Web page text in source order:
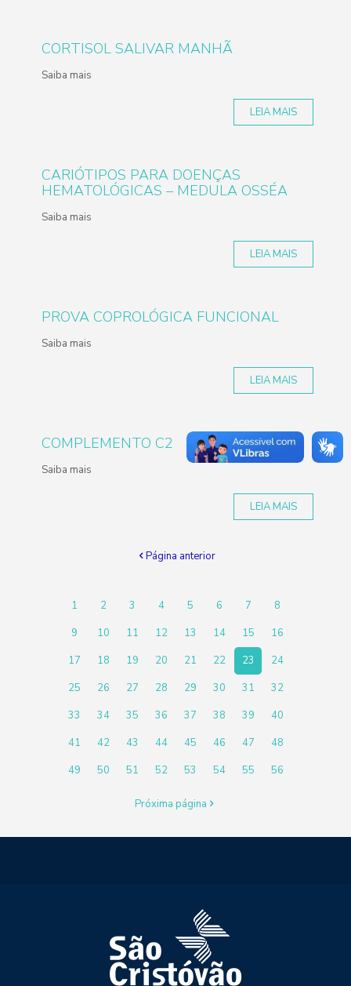
CORTISOL SALIVAR MANHÃ
Saiba mais
LEIA MAIS
CARIÓTIPOS PARA DOENÇAS
HEMATOLÓGICAS – MEDULA OSSÉA
Saiba mais
LEIA MAIS
PROVA COPROLÓGICA FUNCIONAL
Saiba mais
LEIA MAIS
COMPLEMENTO C2
Saiba mais
LEIA MAIS
Página anterior
1 2 3 4 5 6 7
8
9
10 11 12 13 14 15
16
17
18 19 20 21 22 23
24
25
26 27 28 29 30 31
32
33
34 35 36 37 38 39
40
41
42 43 44 45 46 47
48
49
50 51 52 53 54 55 56
Próxima página